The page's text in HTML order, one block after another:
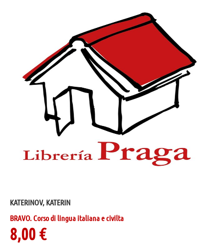
KATERINOV, KATERIN
BRAVO. Corso di lingua italiana e civilta
8,00€